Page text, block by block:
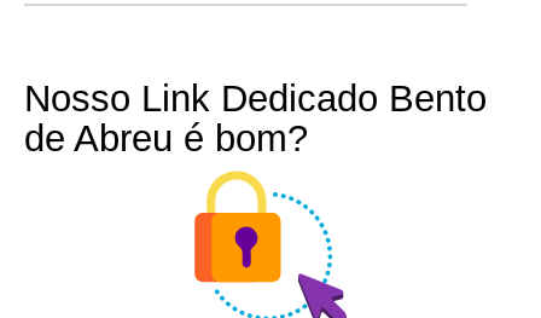
Nosso Link Dedicado Bento
de Abreu é bom?